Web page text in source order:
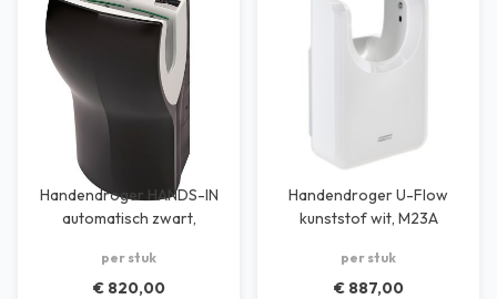
Handendroger HANDS-IN
automatisch zwart,
per stuk
€ 820,00
Handendroger U-Flow
kunststof wit, M23A
per stuk
€ 887,00